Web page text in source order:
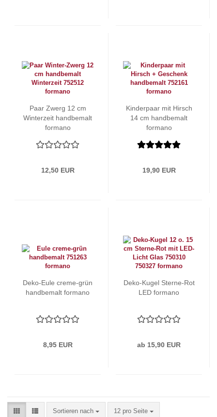
Paar Zwerg 12 cm
Winterzeit handbemalt
formano
12,50 EUR
Kinderpaar mit Hirsch
14 cm handbemalt
formano
19,90 EUR
Deko-Eule creme-grün
handbemalt formano
8,95 EUR
Deko-Kugel Sterne-Rot
LED formano
ab 15,90 EUR
Sortieren nach
Sortieren nach 12 pro Seite
pro Seite